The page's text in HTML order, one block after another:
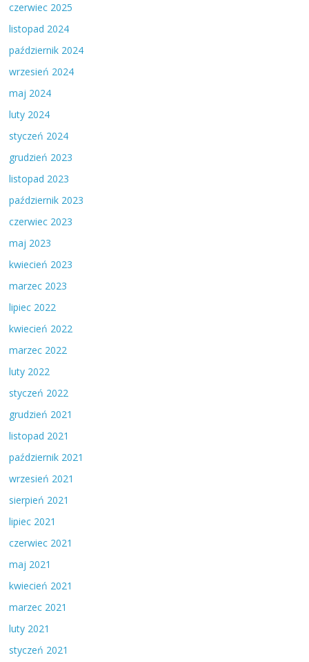
czerwiec 2025
listopad 2024
październik 2024
wrzesień 2024
maj 2024
luty 2024
styczeń 2024
grudzień 2023
listopad 2023
październik 2023
czerwiec 2023
maj 2023
kwiecień 2023
marzec 2023
lipiec 2022
kwiecień 2022
marzec 2022
luty 2022
styczeń 2022
grudzień 2021
listopad 2021
październik 2021
wrzesień 2021
sierpień 2021
lipiec 2021
czerwiec 2021
maj 2021
kwiecień 2021
marzec 2021
luty 2021
styczeń 2021